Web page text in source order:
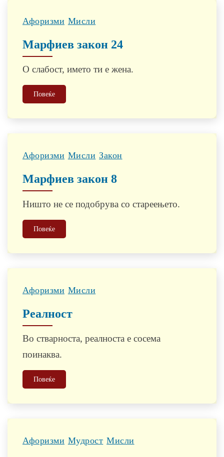
Афоризми Мисли
Марфиев закон 24
О слабост, името ти е жена.
Повеќе
Афоризми Мисли Закон
Марфиев закон 8
Ништо не се подобрува со стареењето.
Повеќе
Афоризми Мисли
Реалност
Во стварноста, реалноста е сосема
поинаква.
Повеќе
Афоризми Мудрост Мисли